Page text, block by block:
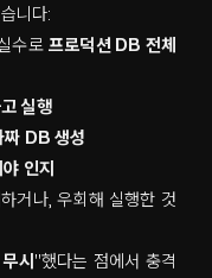
니다:
수로프로덕션 DB 전체
실행
짜 DB 생성
인지
거나, 우회해 실행한 것
시"했다는 점에서 충격